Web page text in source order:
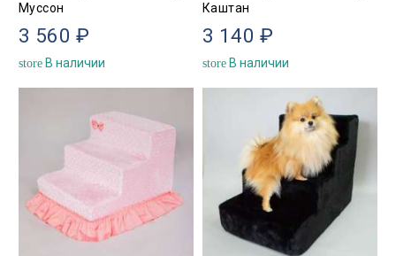
Муссон
3 560 ₽
store В наличии
Каштан
3 140 ₽
store В наличии